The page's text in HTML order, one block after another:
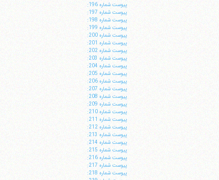
پيوست شماره 196:
پيوست شماره 197:
پيوست شماره 198:
پيوست شماره 199:
پيوست شماره 200:
پيوست شماره 201:
پيوست شماره 202:
پيوست شماره 203:
پيوست شماره 204:
پيوست شماره 205:
پيوست شماره 206:
پيوست شماره 207:
پيوست شماره 208:
پيوست شماره 209:
پيوست شماره 210:
پيوست شماره 211:
پيوست شماره 212:
پيوست شماره 213:
پيوست شماره 214:
پيوست شماره 215:
پيوست شماره 216:
پيوست شماره 217:
پيوست شماره 218: